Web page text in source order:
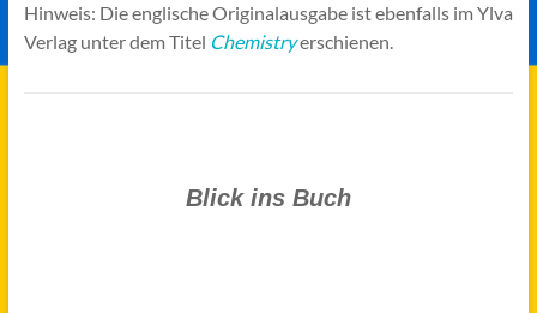
Hinweis: Die englische Originalausgabe ist ebenfalls im Ylva
Verlag unter dem Titel Chemistryerschienen.
Blick ins Buch